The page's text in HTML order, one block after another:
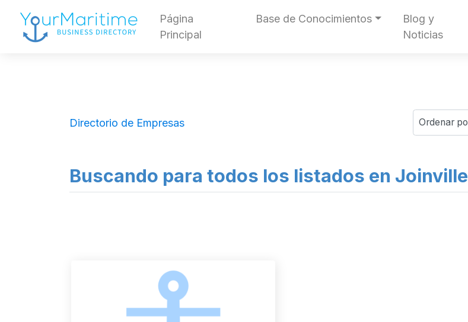
Página
Principal
Base de Conocimientos
Blog y
Noticias
Directorio de Empresas
Buscando para todos los listados en Joinville